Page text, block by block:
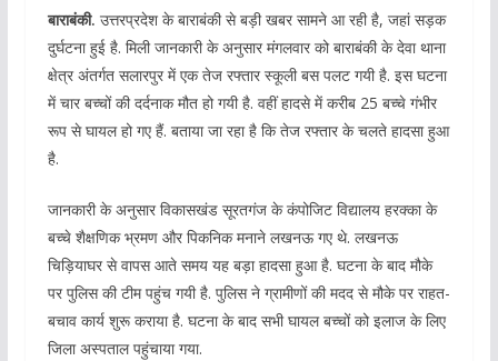
बाराबंकी. उत्तरप्रदेश के बाराबंकी से बड़ी खबर सामने आ रही है, जहां सड़क
दुर्घटना हुई है. मिली जानकारी के अनुसार मंगलवार को बाराबंकी के देवा थाना
क्षेत्र अंतर्गत सलारपुर में एक तेज रफ्तार स्कूली बस पलट गयी है. इस घटना
में चार बच्चों की दर्दनाक मौत हो गयी है. वहीं हादसे में करीब 25 बच्चे गंभीर
रूप से घायल हो गए हैं. बताया जा रहा है कि तेज रफ्तार के चलते हादसा हुआ
है.
जानकारी के अनुसार विकासखंड सूरतगंज के कंपोजिट विद्यालय हरक्का के
बच्चे शैक्षणिक भ्रमण और पिकनिक मनाने लखनऊ गए थे. लखनऊ
चिड़ियाघर से वापस आते समय यह बड़ा हादसा हुआ है. घटना के बाद मौके
पर पुलिस की टीम पहुंच गयी है. पुलिस ने ग्रामीणों की मदद से मौके पर राहत-
बचाव कार्य शुरू कराया है. घटना के बाद सभी घायल बच्चों को इलाज के लिए
जिला अस्पताल पहुंचाया गया.